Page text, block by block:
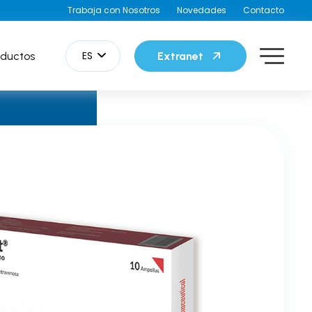
Trabaja con Nosotros Novedades Contacto
ES Extranet